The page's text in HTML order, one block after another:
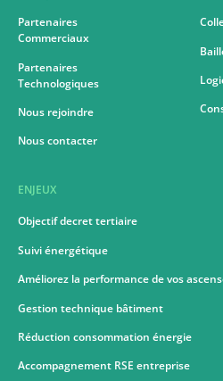
Partenaires
Commerciaux
Partenaires
Technologiques
Nous rejoindre
Nous contacter
ENJEUX
Objectif decret tertiaire
Suivi énergétique
Améliorez la performance de vos
Gestion technique bâtiment
Réduction consommation énergie
Accompagnement RSE entreprise